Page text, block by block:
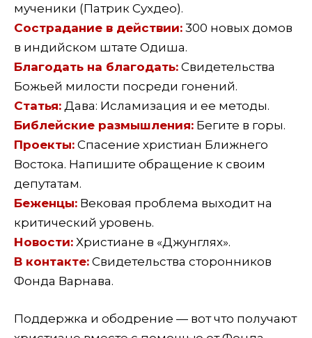
мученики (Патрик Сухдео).
Сострадание в действии: 300 новых домов
в индийском штате Одиша.
Благодать на благодать: Свидетельства
Божьей милости посреди гонений.
Статья: Дава: Исламизация и ее методы.
Библейские размышления: Бегите в горы.
Проекты: Спасение христиан Ближнего
Востока. Напишите обращение к своим
депутатам.
Беженцы: Вековая проблема выходит на
критический уровень.
Новости: Христиане в «Джунглях».
В контакте: Свидетельства сторонников
Фонда Варнава.
Поддержка и ободрение — вот что получают